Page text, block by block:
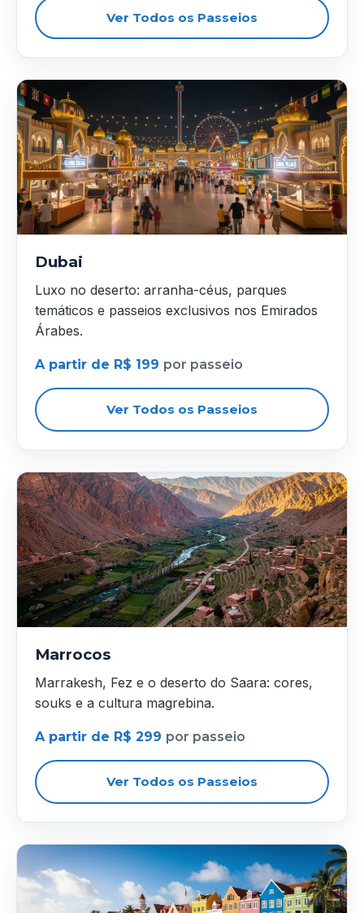
Ver Todos os Passeios
Dubai
Luxo no deserto: arranha-céus, parques
temáticos e passeios exclusivos nos Emirados
Árabes.
A partir de R$ 199 por passeio
Ver Todos os Passeios
Marrocos
Marrakesh, Fez e o deserto do Saara: cores,
souks e a cultura magrebina.
A partir de R$ 299 por passeio
Ver Todos os Passeios